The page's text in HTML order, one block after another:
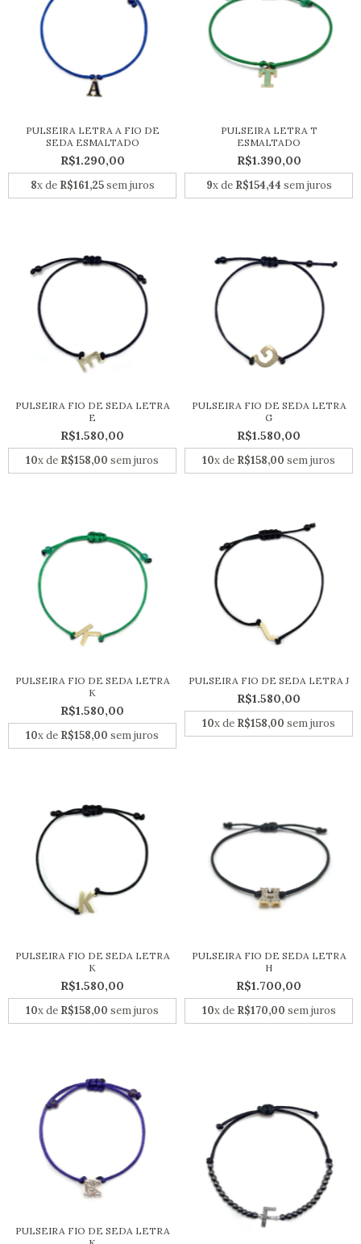
PULSEIRA LETRA A FIO DE
SEDA ESMALTADO
R$1.290,00
8x de R$161,25sem juros
PULSEIRA LETRA T
ESMALTADO
R$1.390,00
9x de R$154,44 sem juros
PULSEIRA FIO DE SEDA LETRA
E
R$1.580,00
10x de R$158,00 sem juros
PULSEIRA FIO DE SEDA LETRA
G
R$1.580,00
10x de R$158,00 sem juros
PULSEIRA FIO DE SEDA LETRA
K
R$1.580,00
10x de R$158,00 sem juros
PULSEIRA FIO DE SEDA LETRA J
R$1.580,00
10x de R$158,00 sem juros
PULSEIRA FIO DE SEDA LETRA
K
R$1.580,00
10x de R$158,00 sem juros
PULSEIRA FIO DE SEDA LETRA
H
R$1.700,00
10x de R$170,00 sem juros
PULSEIRA FIO DE SEDA LETRA